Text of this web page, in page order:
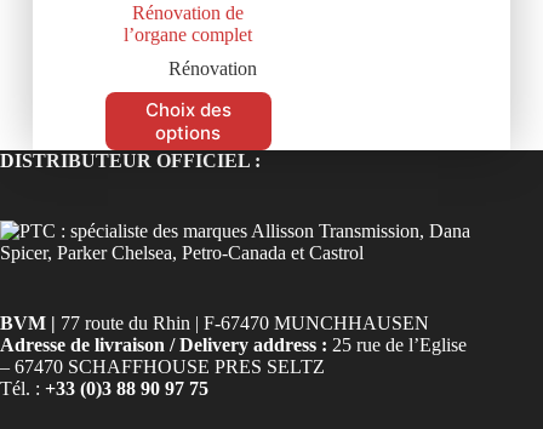
Rénovation de
l’organe complet
Rénovation
Choix des
options
DISTRIBUTEUR OFFICIEL :
BVM | 77 route du Rhin | F-67470 MUNCHHAUSEN
Adresse de livraison / Delivery address : 25 rue de l’Eglise
– 67470 SCHAFFHOUSE PRES SELTZ
Tél. : +33 (0)3 88 90 97 75